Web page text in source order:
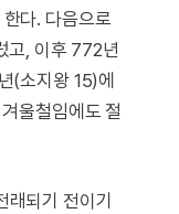
다. 다음으로
고, 이후 772년
(소지왕 15)에
울철임에도 절
래되기 전이기